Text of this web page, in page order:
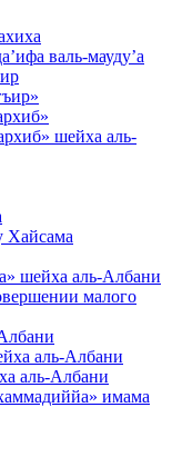
валь-мауду’а
шейха аль-
Хайсама
шейха аль-Албани
малого
аль-Албани
аль-Албани
имама